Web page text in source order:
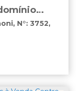
, N°: 3752,